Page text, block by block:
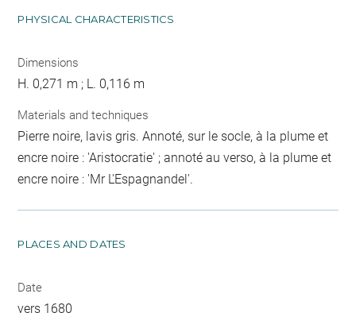
PHYSICAL CHARACTERISTICS
Dimensions
H. 0,271 m ; L. 0,116 m
Materials and techniques
Pierre noire, lavis gris. Annoté, sur le socle, à la plume et
encre noire : 'Aristocratie' ; annoté au verso, à la plume et
encre noire : 'Mr L'Espagnandel'.
PLACES AND DATES
Date
vers 1680